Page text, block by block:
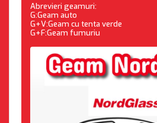
Abrevieri geamuri:
G:Geam auto
G+V:Geam cu tenta verde
G+F:Geam fumuriu